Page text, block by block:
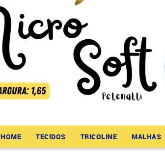
HOME TECIDOS TRICOLINE MALHAS